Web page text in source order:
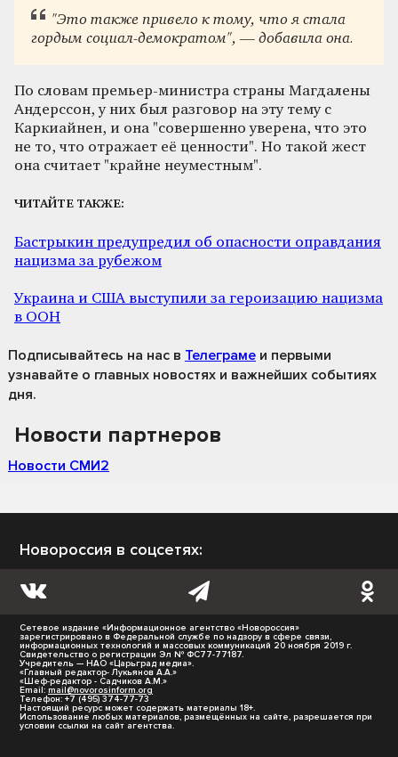
"Это также привело к тому, что я стала
гордым социал-демократом", — добавила она.
По словам премьер-министра страны Магдалены
Андерссон, у них был разговор на эту тему с
Каркиайнен, и она "совершенно уверена, что это
не то, что отражает её ценности". Но такой жест
она считает "крайне неуместным".
ЧИТАЙТЕ ТАКЖЕ:
Бастрыкин предупредил об опасности оправдания
нацизма за рубежом
Украина и США выступили за героизацию нацизма
в ООН
Подписывайтесь на нас в Телеграме и первыми
узнавайте о главных новостях и важнейших событиях
дня.
Новости партнеров
Новости СМИ2
Новороссия в соцсетях:
Сетевое издание «Информационное агентство «Новороссия»
зарегистрировано в Федеральной службе по надзору в сфере связи,
информационных технологий и массовых коммуникаций 20 ноября 2019 г.
Свидетельство о регистрации Эл № ФС77-77187.
Учредитель — НАО «Царьград медиа».
«Главный редактор- Лукьянов А.А.»
«Шеф-редактор - Садчиков А.М.»
Email: mail@novorosinform.org
Телефон: +7 (495) 374-77-73
Настоящий ресурс может содержать материалы 18+.
Использование любых материалов, размещённых на сайте, разрешается при
условии ссылки на сайт агентства.